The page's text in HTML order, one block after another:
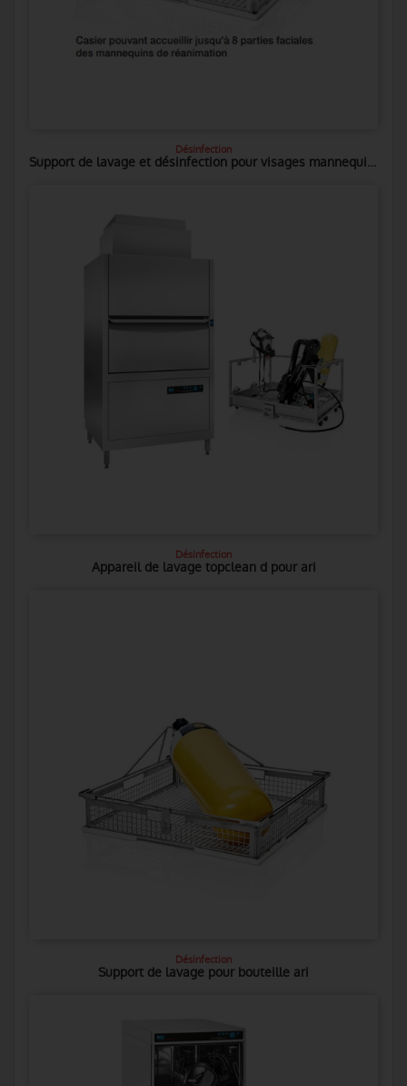
Désinfection
Support de lavage et désinfection pour visages mannequins rcp
Désinfection
Appareil de lavage topclean d pour ari
Désinfection
Support de lavage pour bouteille ari